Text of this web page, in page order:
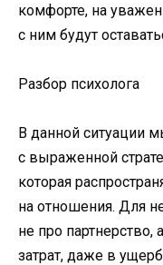
комфорте, на
с ним будут
Разбор психолога
В данной ситуации
с выраженной
которая
на отношения. Для
не про
затрат, даже в